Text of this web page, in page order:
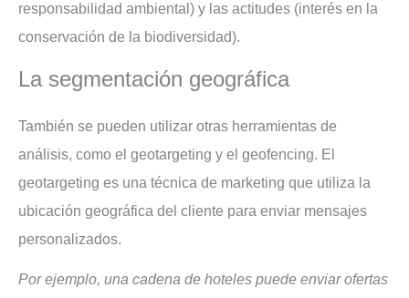
responsabilidad ambiental) y las actitudes (interés en la
conservación de la biodiversidad).
la segmentación geográfica
También se pueden utilizar otras herramientas de
análisis, como el geotargeting y el geofencing. El
geotargeting es una técnica de marketing que utiliza la
ubicación geográfica del cliente para enviar mensajes
personalizados.
Por ejemplo, una cadena de hoteles puede enviar ofertas